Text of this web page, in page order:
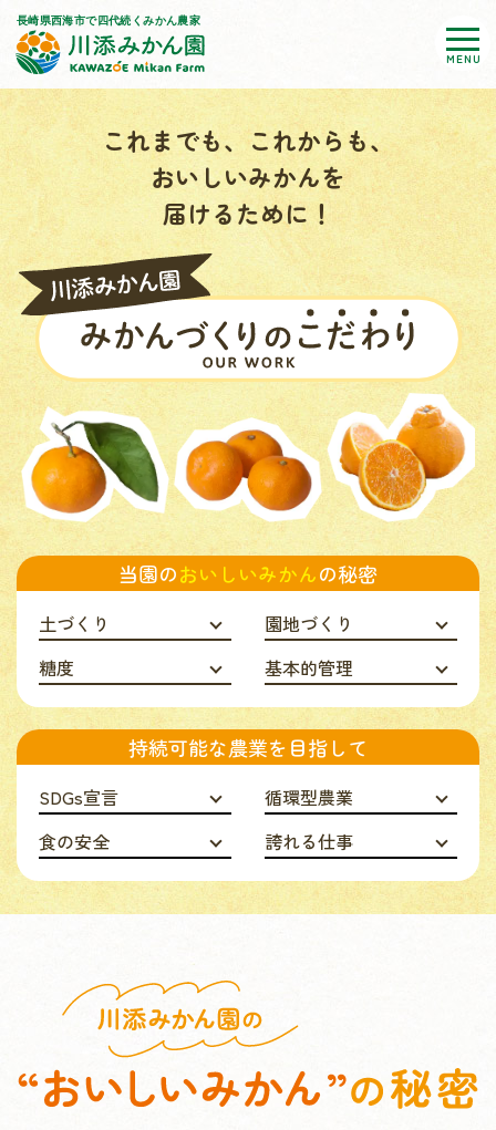
MENU
これまでも、これからも、
おいしいみかんを
届けるために！
当園のおいしいみかんの秘密
土づくり
園地づくり
糖度
基本的管理
持続可能な農業を目指して
SDGs宣言
循環型農業
食の安全
誇れる仕事